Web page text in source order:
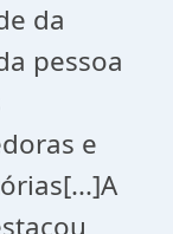
da
pessoa
e